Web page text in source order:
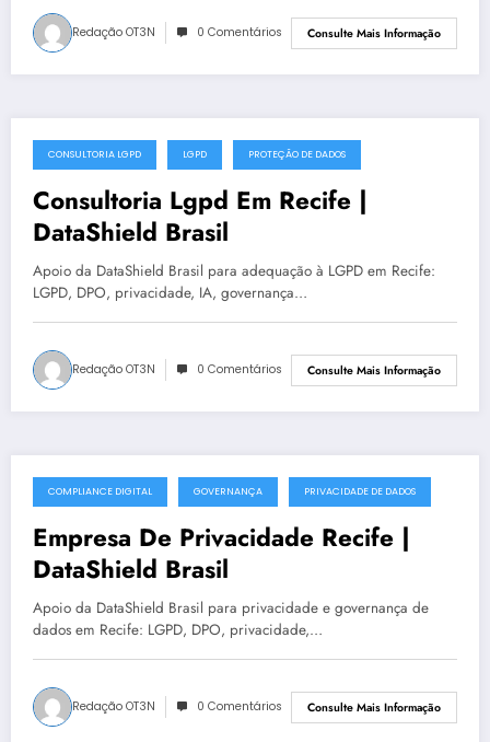
Redação OT3N 0 Comentários Consulte Mais Informação
julho 16, 2025
CONSULTORIA LGPD LGPD PROTEÇÃO DE DADOS
Consultoria Lgpd Em Recife |
DataShield Brasil
Apoio da DataShield Brasil para adequação à LGPD em Recife:
LGPD, DPO, privacidade, IA, governança…
Redação OT3N 0 Comentários Consulte Mais Informação
julho 14, 2025
COMPLIANCE DIGITAL GOVERNANÇA PRIVACIDADE DE DADOS
Empresa De Privacidade Recife |
DataShield Brasil
Apoio da DataShield Brasil para privacidade e governança de
dados em Recife: LGPD, DPO, privacidade,…
Redação OT3N 0 Comentários Consulte Mais Informação